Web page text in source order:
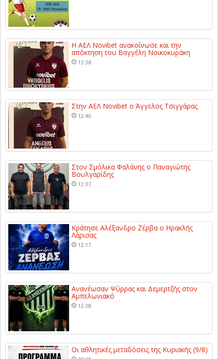
Η ΑΕΛ Novibet ανακοίνωσε και την
απόκτηση του Βαγγέλη Νοικοκυράκη
13:38
Στην ΑΕΛ Novibet ο Άγγελος Τσιγγάρας
12:46
Στον Σμόλικα Φαλάνης ο Παναγιώτης
Βουλγαρίδης
12:37
Κράτησε Αλέξανδρο Ζέρβα ο Ηρακλής
Λάρισας
12:17
Ανανέωσαν Ψύρρας και Δεμερτζής στον
Αμπελωνιακό
12:08
Οι αθλητικές μεταδόσεις της Κυριακής (9/8)